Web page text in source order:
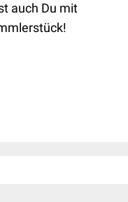
auch Du mit